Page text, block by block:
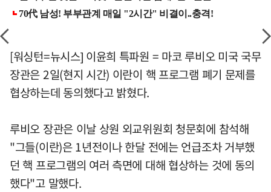
[워싱턴=뉴시스] 이윤희 특파원 = 마코 루비오 미국 국무
장관은 2일(현지 시간) 이란이 핵 프로그램 폐기 문제를
협상하는데 동의했다고 밝혔다.
루비오 장관은 이날 상원 외교위원회 청문회에 참석해
"그들(이란)은 1년전이나 한달 전에는 언급조차 거부했
던 핵 프로그램의 여러 측면에 대해 협상하는 것에 동의
했다"고 말했다.